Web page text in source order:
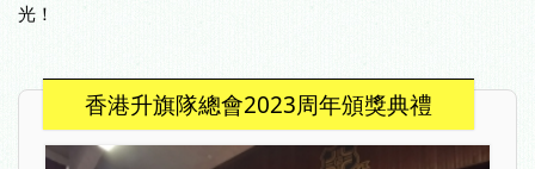
光！
香港升旗隊總會2023周年頒獎典禮